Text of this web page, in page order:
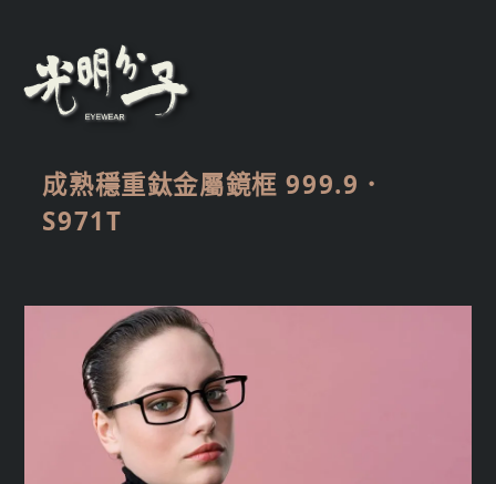
成熟穩重鈦金屬鏡框 999.9．
S971T